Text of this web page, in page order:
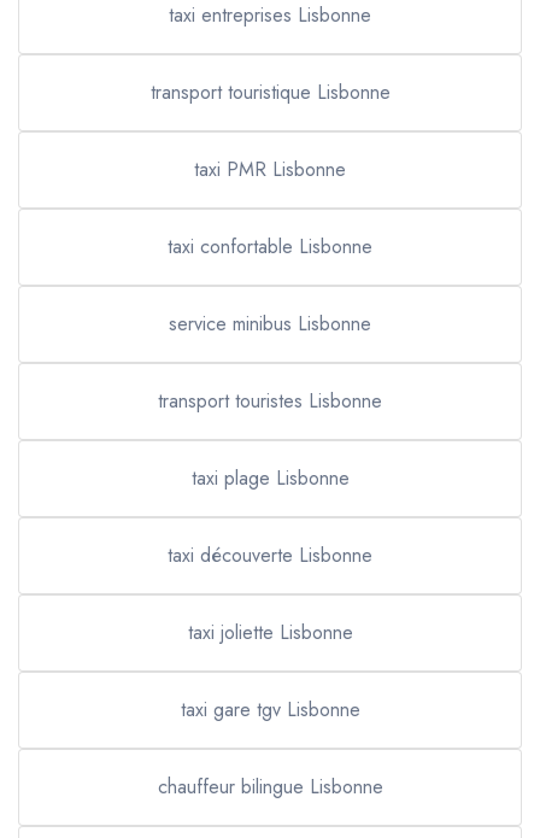
taxi entreprises Lisbonne
transport touristique Lisbonne
taxi PMR Lisbonne
taxi confortable Lisbonne
service minibus Lisbonne
transport touristes Lisbonne
taxi plage Lisbonne
taxi découverte Lisbonne
taxi joliette Lisbonne
taxi gare tgv Lisbonne
chauffeur bilingue Lisbonne